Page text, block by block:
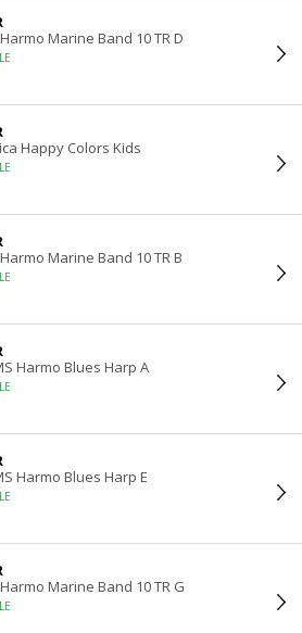
Marine Band 10 TR D
Happy Colors Kids
Marine Band 10 TR B
Harmo Blues Harp A
Harmo Blues Harp E
Marine Band 10 TR G